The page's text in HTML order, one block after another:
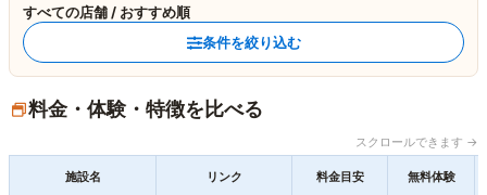
すべての店舗 / おすすめ順
条件を絞り込む
料金・体験・特徴を比べる
スクロールできます →
施設名 リンク 料金目安 無料体験